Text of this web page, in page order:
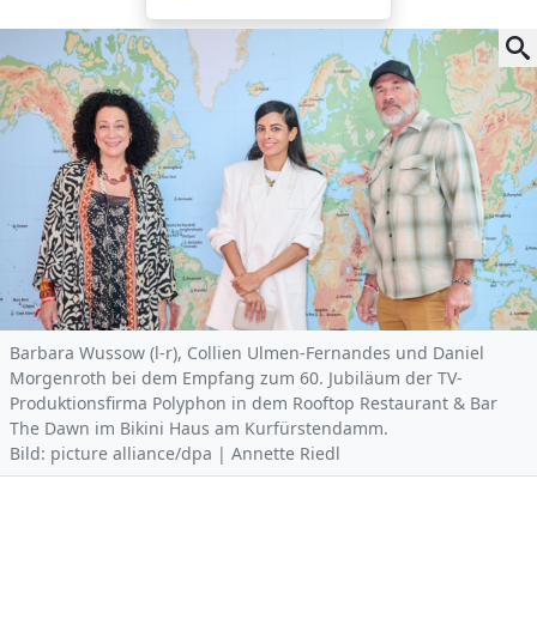
Barbara Wussow (l-r), Collien Ulmen-Fernandes und Daniel
Morgenroth bei dem Empfang zum 60. Jubiläum der TV-
Produktionsfirma Polyphon in dem Rooftop Restaurant & Bar
The Dawn im Bikini Haus am Kurfürstendamm.
Bild: picture alliance/dpa | Annette Riedl